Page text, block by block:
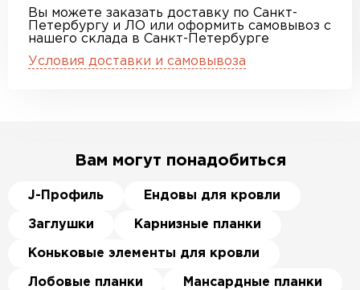
Вы можете заказать доставку по Санкт-
Петербургу и ЛО или оформить самовывоз с
нашего склада в Санкт-Петербурге
Условия доставки и самовывоза
Вам могут понадобиться
J-Профиль Ендовы для кровли
Заглушки Карнизные планки
Коньковые элементы для кровли
Лобовые планки Мансардные планки